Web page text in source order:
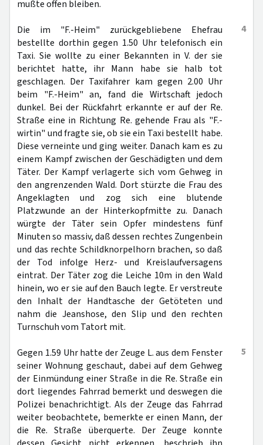
mußte offen bleiben.
4
Die im "F.-Heim" zurückgebliebene Ehefrau
bestellte dorthin gegen 1.50 Uhr telefonisch ein
Taxi. Sie wollte zu einer Bekannten in V. der sie
berichtet hatte, ihr Mann habe sie halb tot
geschlagen. Der Taxifahrer kam gegen 2.00 Uhr
beim "F.-Heim" an, fand die Wirtschaft jedoch
dunkel. Bei der Rückfahrt erkannte er auf der Re.
Straße eine in Richtung Re. gehende Frau als "F.-
wirtin" und fragte sie, ob sie ein Taxi bestellt habe.
Diese verneinte und ging weiter. Danach kam es zu
einem Kampf zwischen der Geschädigten und dem
Täter. Der Kampf verlagerte sich vom Gehweg in
den angrenzenden Wald. Dort stürzte die Frau des
Angeklagten und zog sich eine blutende
Platzwunde an der Hinterkopfmitte zu. Danach
würgte der Täter sein Opfer mindestens fünf
Minuten so massiv, daß dessen rechtes Zungenbein
und das rechte Schildknorpelhorn brachen, so daß
der Tod infolge Herz- und Kreislaufversagens
eintrat. Der Täter zog die Leiche 10m in den Wald
hinein, wo er sie auf den Bauch legte. Er verstreute
den Inhalt der Handtasche der Getöteten und
nahm die Jeanshose, den Slip und den rechten
Turnschuh vom Tatort mit.
5
Gegen 1.59 Uhr hatte der Zeuge L. aus dem Fenster
seiner Wohnung geschaut, dabei auf dem Gehweg
der Einmündung einer Straße in die Re. Straße ein
dort liegendes Fahrrad bemerkt und deswegen die
Polizei benachrichtigt. Als der Zeuge das Fahrrad
weiter beobachtete, bemerkte er einen Mann, der
die Re. Straße überquerte. Der Zeuge konnte